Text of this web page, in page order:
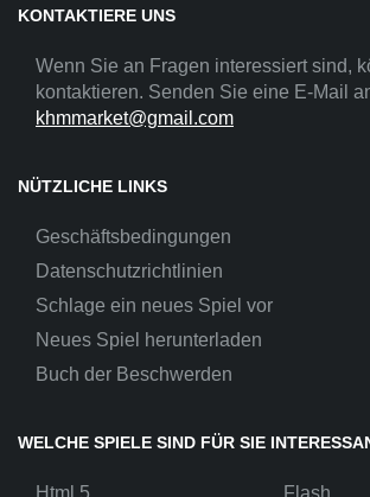
KONTAKTIERE UNS
Wenn Sie an Fragen interessiert sind,
kontaktieren. Senden Sie eine E-Mail
khmmarket@gmail.com
NÜTZLICHE LINKS
Geschäftsbedingungen
Datenschutzrichtlinien
Schlage ein neues Spiel vor
Neues Spiel herunterladen
Buch der Beschwerden
WELCHE SPIELE SIND FÜR SIE
Html 5 Flash